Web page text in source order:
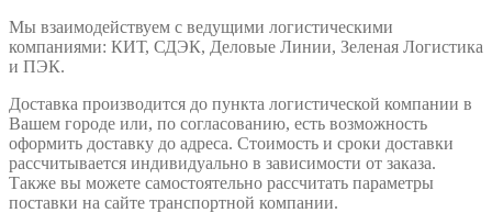
Мы взаимодействуем с ведущими логистическими
компаниями: КИТ, СДЭК, Деловые Линии, Зеленая Логистика
и ПЭК.
Доставка производится до пункта логистической компании в
Вашем городе или, по согласованию, есть возможность
оформить доставку до адреса. Стоимость и сроки доставки
рассчитывается индивидуально в зависимости от заказа.
Также вы можете самостоятельно рассчитать параметры
поставки на сайте транспортной компании.